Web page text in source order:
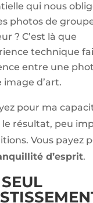
qui nous
photos de
? C’est là que
technique
entre une
image d’art.
pour ma
résultat, peu
Vous payez
d’esprit.